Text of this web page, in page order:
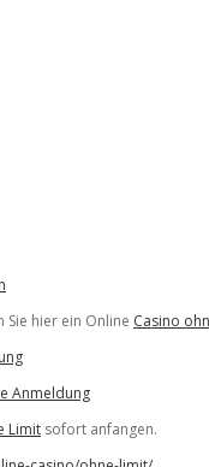
Sie hier ein Online Casino
Anmeldung
Limit sofort anfangen.